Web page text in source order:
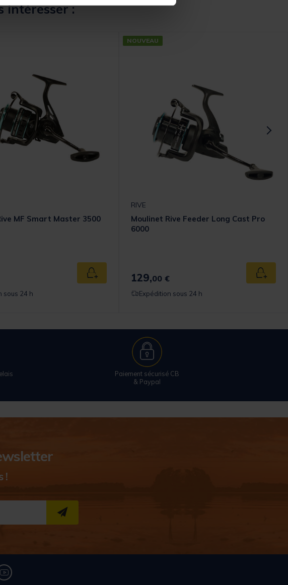
intéresser :
MF Smart Master 3500
Ajouter au panier
sous 24 h
NOUVEAU
RIVE
Moulinet Rive Feeder Long Cast Pro
6000
129,00 € Ajouter
Expédition sous 24 h
Paiement sécurisé CB
& Paypal
!
S''INSCRIRE